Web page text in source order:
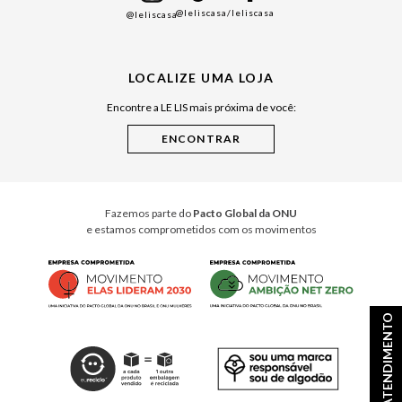
ATENDIMENTO
Cuidados Casa
@leliscasa@leliscasa/leliscasa
LOCALIZE UMA LOJA
Encontre a LE LIS mais próxima de você:
Fazemos parte do Pacto Global da ONU
e estamos comprometidos com os movimentos